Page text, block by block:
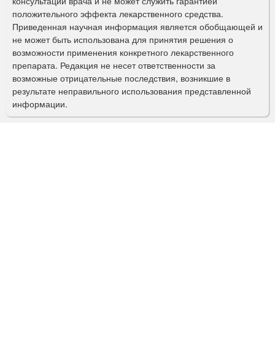
а
п
о
и
с
к
положительного эффекта лекарственного средства.
Приведенная научная информация является обобщающей и
не может быть использована для принятия решения о
возможности применения конкретного лекарственного
препарата. Редакция не несет ответственности за
возможные отрицательные последствия, возникшие в
результате неправильного использования представленной
информации.